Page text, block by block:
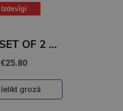
Izdevīgi
BOOK SET OF 2 Titles: Scythe & Sparrow + Nightfall
€25.80
Ielikt grozā